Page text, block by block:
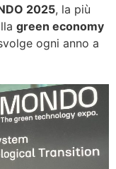
2025, la più
green economy
ogni anno a